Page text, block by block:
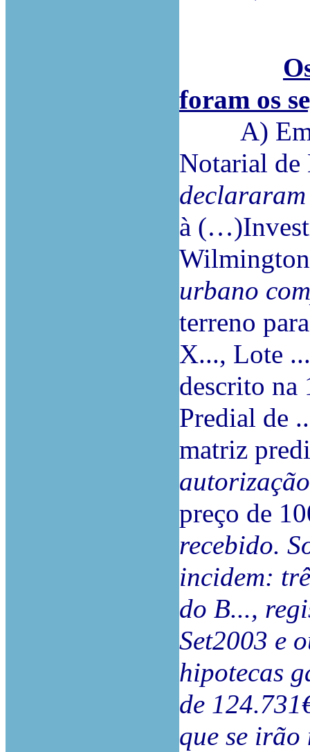
foram os
A) Em
Notarial de
à
urbano
terreno
X..., Lote
descrito na
Predial de
matriz
preço de
recebido.
incidem:
do B...,
Set2003 e
hipotecas
de
que se